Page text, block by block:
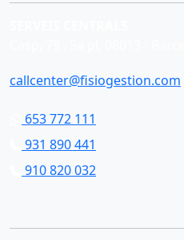
callcenter@fisiogestion.com
653 772 111
931 890 441
910 820 032